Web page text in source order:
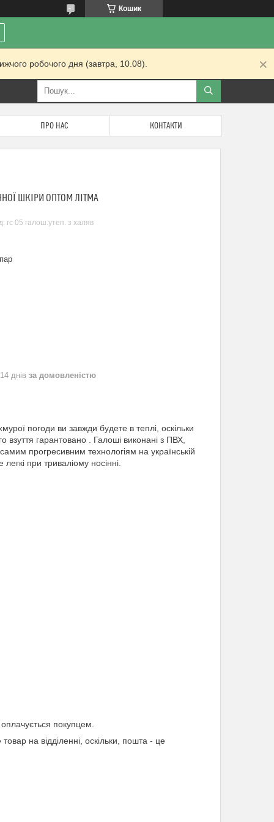
Кошик
робочого дня (завтра, 10.08).
ПРО НАС КОНТАКТИ
ШКІРИ ОПТОМ ЛІТМА
гс 05 галош.утеп. з халяв
днів за домовленістю
погоди ви завжди будете в теплі, оскільки
взуття гарантовано . Галоші виконані з ПВХ,
прогресивним технологіям на українській
при триваліому носінні.
покупцем.
на відділенні, оскільки, пошта - це